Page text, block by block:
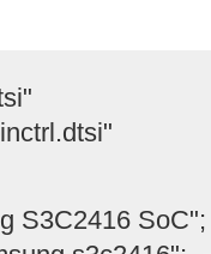
S3C2416